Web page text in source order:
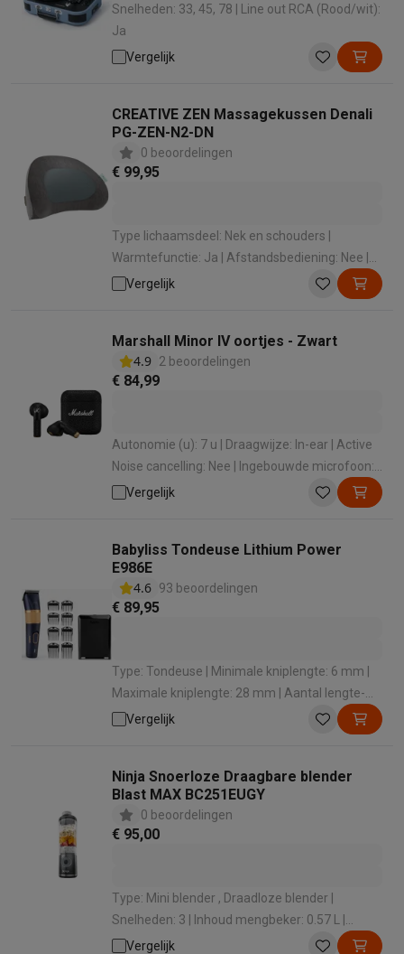
Snelheden: 33, 45, 78 | Line out RCA (Rood/wit):
Ja
Vergelijk
CREATIVE ZEN Massagekussen Denali
PG-ZEN-N2-DN
0 beoordelingen
€ 99,95
Type lichaamsdeel: Nek en schouders |
Warmtefunctie: Ja | Afstandsbediening: Nee |
Timer: Nee | Draadloos: Ja
Vergelijk
Marshall Minor IV oortjes - Zwart
4.9 2 beoordelingen
€ 84,99
Autonomie (u): 7 u | Draagwijze: In-ear | Active
Noise cancelling: Nee | Ingebouwde microfoon:
JaVergelijk
Babyliss Tondeuse Lithium Power
E986E
4.6 93 beoordelingen
€ 89,95
Type: Tondeuse | Minimale kniplengte: 6 mm |
Maximale kniplengte: 28 mm | Aantal lengte-
instellingen : 45 | Minimale precisiestappen: 6
Vergelijk
Ninja Snoerloze Draagbare blender
Blast MAX BC251EUGY
0 beoordelingen
€ 95,00
Type: Mini blender , Draadloze blender |
Snelheden: 3 | Inhoud mengbeker: 0.57 L |
Geschikt voor vaatwasmachine: Ja |
Vergelijk